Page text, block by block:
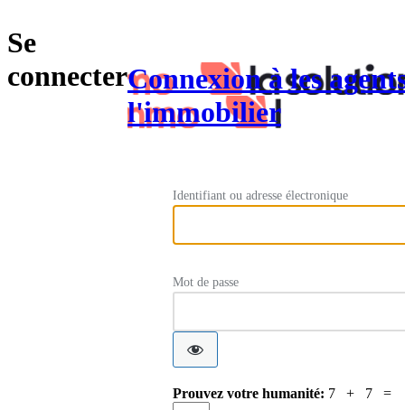
Se
connecterConnexion à les
l'immobilier
Identifiant ou adresse électronique
Mot de passe
Prouvez votre humanité: 7 + 7 =